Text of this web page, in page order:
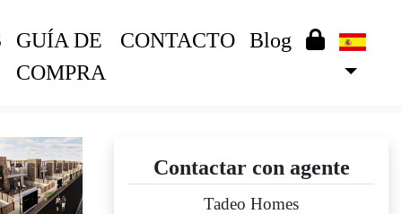
GUÍA DE
COMPRA
CONTACTO Blog
Contactar con agente
Tadeo Homes